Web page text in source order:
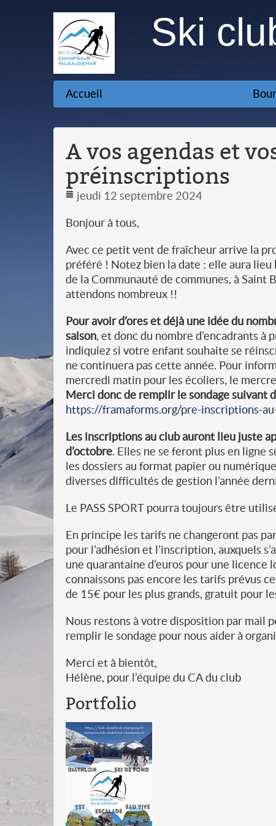
Ski
Accueil
A vos agendas et
préinscriptions
jeudi 12 septembre 2024
Bonjour à tous,
Avec ce petit vent de fraîcheur arrive la
préféré ! Notez bien la date : elle aura lieu
de la Communauté de communes, à Saint
attendons nombreux !!
Pour avoir d’ores et déjà une idée du
saison, et donc du nombre d’encadrants à
indiquiez si votre enfant souhaite se
ne continuera pas cette année. Pour
mercredi matin pour les écoliers, le
Merci donc de remplir le sondage suivant
https://framaforms.org/pre-inscriptions-
Les inscriptions au club auront lieu juste
d’octobre. Elles ne se feront plus en ligne
les dossiers au format papier ou
diverses difficultés de gestion l’année
Le PASS SPORT pourra toujours être
En principe les tarifs ne changeront pas
pour l’adhésion et l’inscription, auxquels
une quarantaine d’euros pour une licence
connaissons pas encore les tarifs prévus
de 15€ pour les plus grands, gratuit pour
Nous restons à votre disposition par mail
remplir le sondage pour nous aider à
Merci et à bientôt,
Hélène, pour l’équipe du CA du club
Portfolio